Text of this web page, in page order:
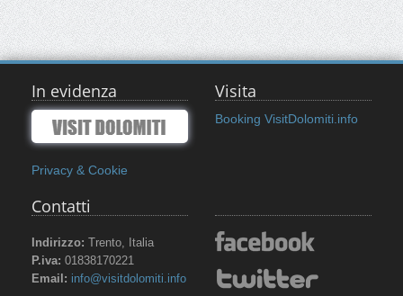
In evidenza
Privacy & Cookie
Visita
Booking VisitDolomiti.info
Contatti
Indirizzo: Trento, Italia
P.iva: 01838170221
Email: info@visitdolomiti.info